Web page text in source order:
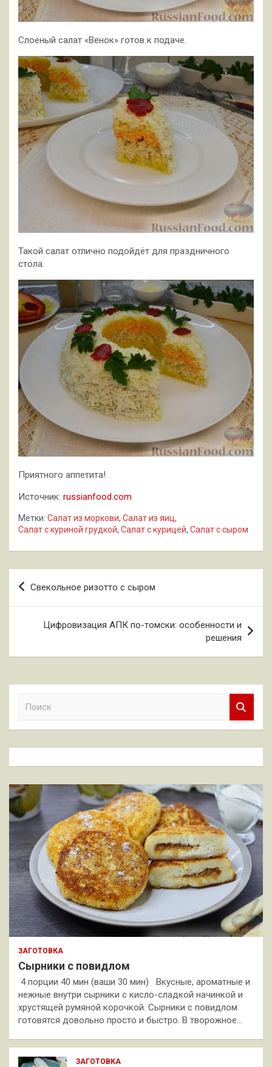
Слоёный салат «Венок» готов к подаче.
Такой салат отлично подойдёт для праздничного
стола.
Приятного аппетита!
Источник: russianfood.com
Метки: Салат из моркови, Салат из яиц,
Салат с куриной грудкой, Салат с курицей, Салат с сыром
Навигация
Свекольное ризотто с сыром
Цифровизация АПК по-томски: особенности и
решения
к
ЗАГОТОВКА
Сырники с повидлом
4 порции 40 мин (ваши 30 мин) Вкусные, ароматные и
нежные внутри сырники с кисло-сладкой начинкой и
хрустящей румяной корочкой. Сырники с повидлом
готовятся довольно просто и быстро. В творожное…
ЗАГОТОВКА